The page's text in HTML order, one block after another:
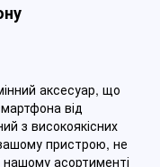
аксесуар, що
від
з високоякісних
пристрою, не
асортименті